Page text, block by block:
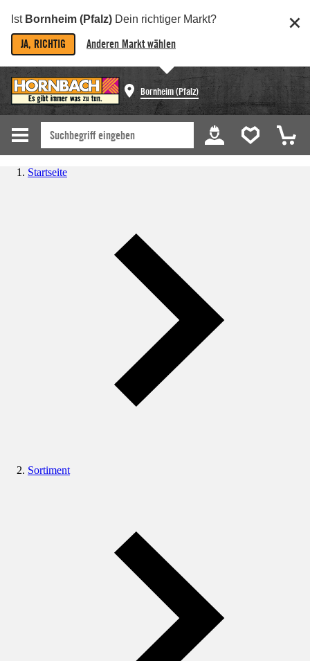
Ist Bornheim (Pfalz) Dein richtiger Markt?
JA, RICHTIG Anderen Markt wählen
Bornheim (Pfalz)
Startseite
Sortiment